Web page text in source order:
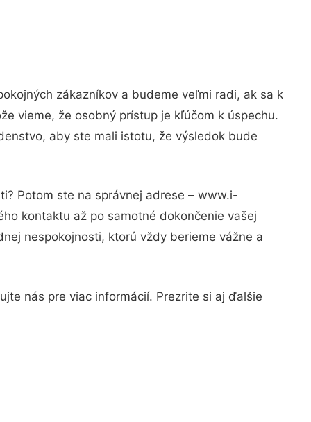
zákazníkov a budeme veľmi radi, ak sa k
vieme, že osobný prístup je kľúčom k úspechu.
aby ste mali istotu, že výsledok bude
Potom ste na správnej adrese – www.i-
kontaktu až po samotné dokončenie vašej
nespokojnosti, ktorú vždy berieme vážne a
nás pre viac informácií. Prezrite si aj ďalšie